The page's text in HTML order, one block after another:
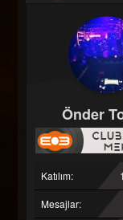
Önder
Katılım
Mesajlar